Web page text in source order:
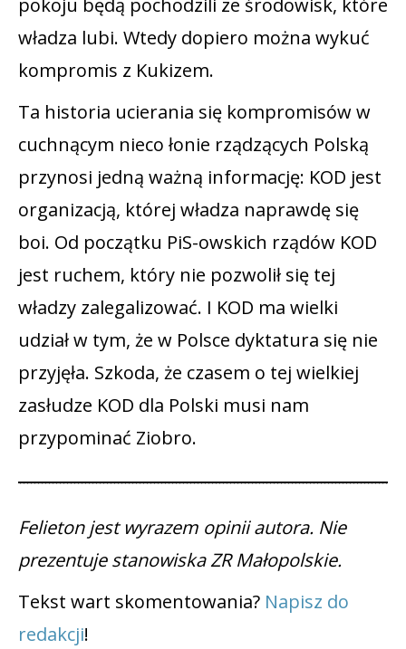
władza lubi. Wtedy dopiero można wykuć
kompromis z Kukizem.
Ta historia ucierania się kompromisów w
cuchnącym nieco łonie rządzących Polską
przynosi jedną ważną informację: KOD jest
organizacją, której władza naprawdę się
boi. Od początku PiS-owskich rządów KOD
jest ruchem, który nie pozwolił się tej
władzy zalegalizować. I KOD ma wielki
udział w tym, że w Polsce dyktatura się nie
przyjęła. Szkoda, że czasem o tej wielkiej
zasłudze KOD dla Polski musi nam
przypominać Ziobro.
Felieton jest wyrazem opinii autora. Nie
prezentuje stanowiska ZR Małopolskie.
Tekst wart skomentowania? Napisz do
redakcji!